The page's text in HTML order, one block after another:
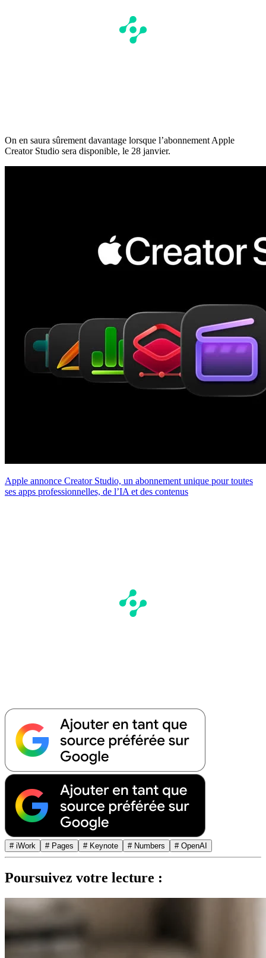
On en saura sûrement davantage lorsque l’abonnement Apple
Creator Studio sera disponible, le 28 janvier.
Apple annonce Creator Studio, un abonnement unique pour toutes
ses apps professionnelles, de l’IA et des contenus
# iWork # Pages # Keynote # Numbers # OpenAI
Poursuivez votre lecture :